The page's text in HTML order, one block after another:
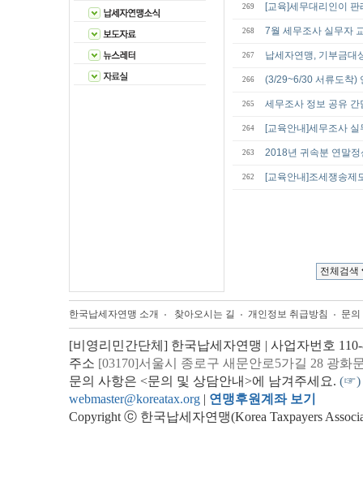
269 [교육]세무대리인이
268 7월 세무조사 실무자
267 납세자연맹, 기부금대
266 (3/29~6/30 서류도착)
265 세무조사 정보 공유
264 [교육안내]세무조사 실
263 2018년 귀속분 연말
262 [교육안내]조세쟁송제
한국납세자연맹 소개 찾아오시는 길 개인정보 취급방침 문
[비영리민간단체] 한국납세자연맹 | 사업자번호
주소 [03170]서울시 종로구 새문안로5가길 28 광화
문의 사항은 <문의 및 상담안내>에 남겨주세요. (☞)
webmaster@koreatax.org | 연맹후원계좌 보기
Copyright ⓒ 한국납세자연맹(Korea Taxpayers